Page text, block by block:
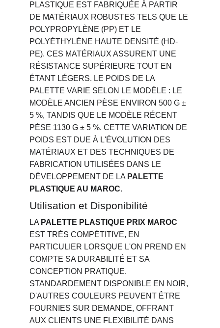
PLASTIQUE EST FABRIQUÉE À PARTIR
DE MATÉRIAUX ROBUSTES TELS QUE LE
POLYPROPYLÈNE (PP) ET LE
POLYÉTHYLÈNE HAUTE DENSITÉ (HD-
PE). CES MATÉRIAUX ASSURENT UNE
RÉSISTANCE SUPÉRIEURE TOUT EN
ÉTANT LÉGERS. LE POIDS DE LA
PALETTE VARIE SELON LE MODÈLE : LE
MODÈLE ANCIEN PÈSE ENVIRON 500 G ±
5 %, TANDIS QUE LE MODÈLE RÉCENT
PÈSE 1130 G ± 5 %. CETTE VARIATION DE
POIDS EST DUE À L'ÉVOLUTION DES
MATÉRIAUX ET DES TECHNIQUES DE
FABRICATION UTILISÉES DANS LE
DÉVELOPPEMENT DE LA PALETTE
PLASTIQUE AU MAROC.
Utilisation et Disponibilité
LA PALETTE PLASTIQUE PRIX MAROC
EST TRÈS COMPÉTITIVE, EN
PARTICULIER LORSQUE L'ON PREND EN
COMPTE SA DURABILITÉ ET SA
CONCEPTION PRATIQUE.
STANDARDEMENT DISPONIBLE EN NOIR,
D'AUTRES COULEURS PEUVENT ÊTRE
FOURNIES SUR DEMANDE, OFFRANT
AUX CLIENTS UNE FLEXIBILITÉ DANS